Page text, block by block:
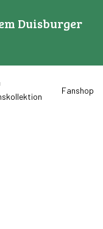
Duisburger
Fanshop